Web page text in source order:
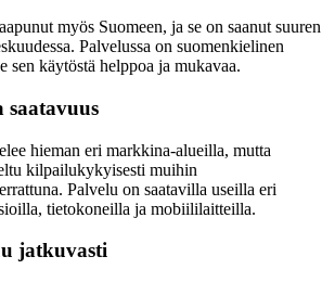
myös Suomeen, ja se on saanut suuren
Palvelussa on suomenkielinen
sen käytöstä helppoa ja mukavaa.
hieman eri markkina-alueilla, mutta
kilpailukykyisesti muihin
Palvelu on saatavilla useilla eri
tietokoneilla ja mobiililaitteilla.
jatkuvasti